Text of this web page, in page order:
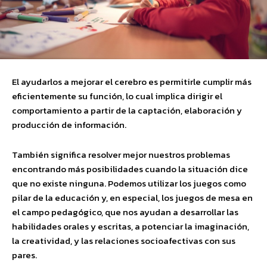
El ayudarlos a mejorar el cerebro es permitirle cumplir más
eficientemente su función, lo cual implica dirigir el
comportamiento a partir de la captación, elaboración y
producción de información.
También significa resolver mejor nuestros problemas
encontrando más posibilidades cuando la situación dice
que no existe ninguna. Podemos utilizar los juegos como
pilar de la educación y, en especial, los juegos de mesa en
el campo pedagógico, que nos ayudan a desarrollar las
habilidades orales y escritas, a potenciar la imaginación,
la creatividad, y las relaciones socioafectivas con sus
pares.